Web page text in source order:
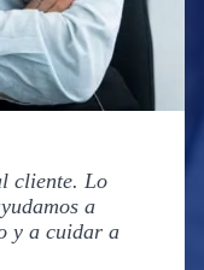
cliente. Lo
a
y a cuidar a